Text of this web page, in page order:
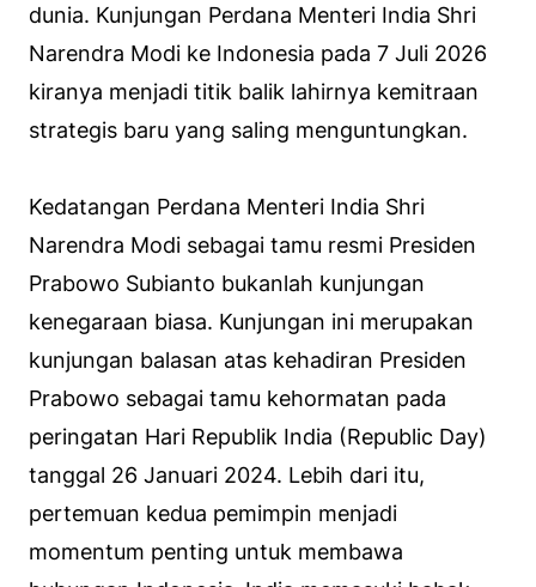
dunia. Kunjungan Perdana Menteri India Shri
Narendra Modi ke Indonesia pada 7 Juli 2026
kiranya menjadi titik balik lahirnya kemitraan
strategis baru yang saling menguntungkan.
Kedatangan Perdana Menteri India Shri
Narendra Modi sebagai tamu resmi Presiden
Prabowo Subianto bukanlah kunjungan
kenegaraan biasa. Kunjungan ini merupakan
kunjungan balasan atas kehadiran Presiden
Prabowo sebagai tamu kehormatan pada
peringatan Hari Republik India (Republic Day)
tanggal 26 Januari 2024. Lebih dari itu,
pertemuan kedua pemimpin menjadi
momentum penting untuk membawa